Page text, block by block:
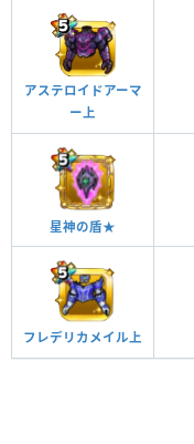
アステロイドアーマ
ー上
星神の盾★
フレデリカメイル上